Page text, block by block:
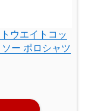
ウエイトコッ
ー ポロシャツ